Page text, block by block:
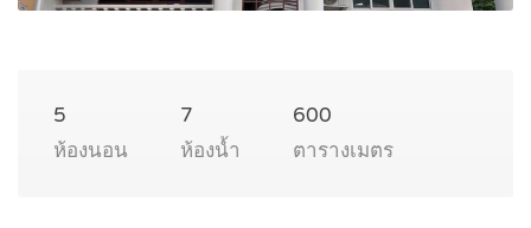
5
ห้องนอน
7
ห้องน้ำ
600
ตารางเมตร